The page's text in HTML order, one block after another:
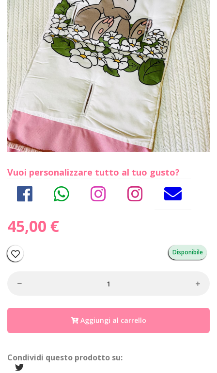
Vuoi personalizzare tutto al tuo gusto?
45,00 €
Disponibile
Aggiungi al carrello
Condividi questo prodotto su: